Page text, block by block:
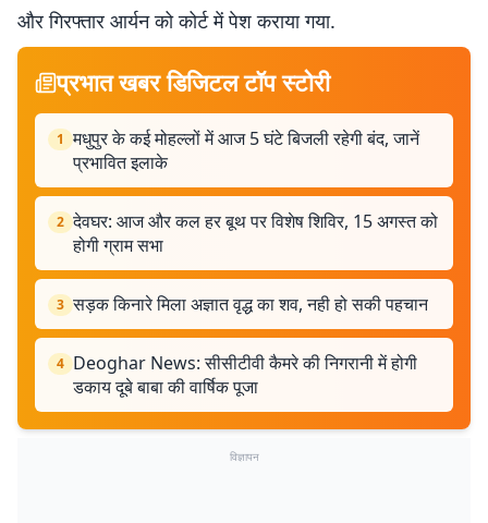
और गिरफ्तार आर्यन को कोर्ट में पेश कराया गया.
प्रभात खबर डिजिटल टॉप स्टोरी
1 मधुपुर के कई मोहल्लों में आज 5 घंटे बिजली रहेगी बंद, जानें
प्रभावित इलाके
2 देवघर: आज और कल हर बूथ पर विशेष शिविर, 15 अगस्त को
होगी ग्राम सभा
3 सड़क किनारे मिला अज्ञात वृद्ध का शव, नही हो सकी पहचान
4 Deoghar News: सीसीटीवी कैमरे की निगरानी में होगी
डकाय दूबे बाबा की वार्षिक पूजा
विज्ञापन